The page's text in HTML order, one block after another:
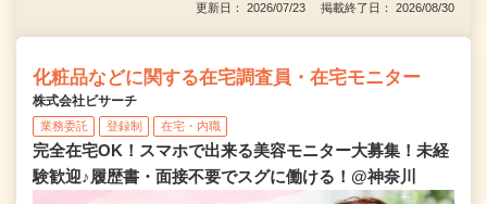
更新日： 2026/07/23 掲載終了日： 2026/08/30
化粧品などに関する在宅調査員・在宅モニター
株式会社ビサーチ
業務委託 登録制 在宅・内職
完全在宅OK！スマホで出来る美容モニター大募集！未経
験歓迎♪履歴書・面接不要でスグに働ける！@神奈川